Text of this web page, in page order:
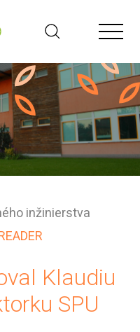
inžinierstva
Klaudiu
SPU